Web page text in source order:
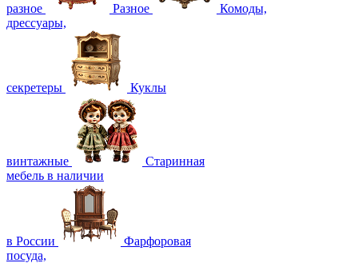
разное Разное
Комоды,
дрессуары,
секретеры Куклы
винтажные
Старинная
мебель в наличии
в России
Фарфоровая
посуда,